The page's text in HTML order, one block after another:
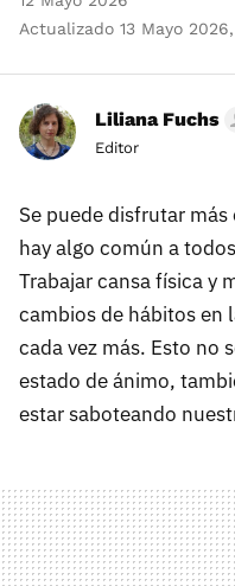
Actualizado 13 Mayo
Liliana Fuchs
Editor
Se puede disfrutar
hay algo común a
Trabajar cansa física y
cambios de hábitos en
cada vez más. Esto no
estado de ánimo,
estar saboteando